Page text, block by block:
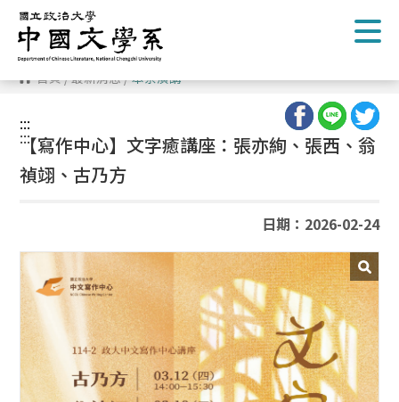
跳
到
主
要
內
容 首頁/最新消息/本系演講
:::
:::
【寫作中心】文字癒講座：張亦絢、張西、翁
禎翊、古乃方
日期：2026-02-24